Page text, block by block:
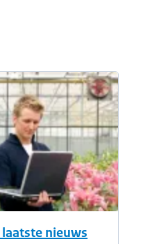
nieuws